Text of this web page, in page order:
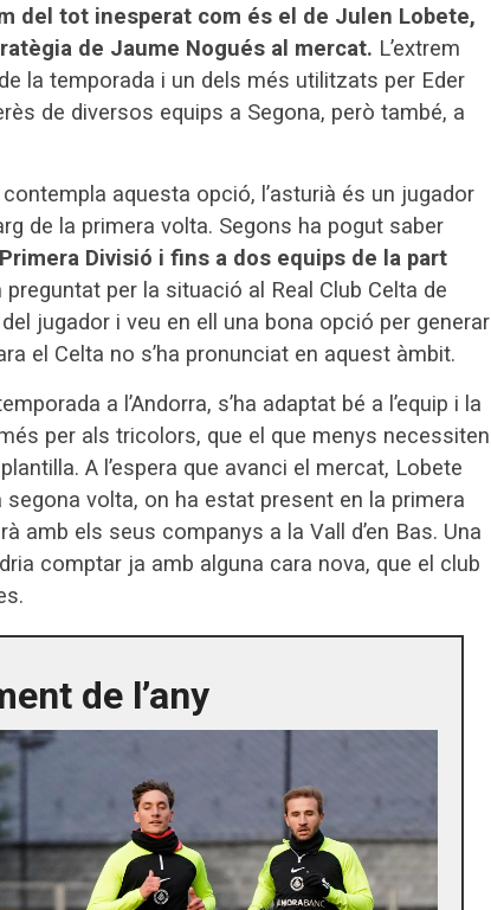
del tot inesperat com és el de Julen Lobete,
de Jaume Nogués al mercat. L’extrem
la temporada i un dels més utilitzats per Eder
de diversos equips a Segona, però també, a
aquesta opció, l’asturià és un jugador
de la primera volta. Segons ha pogut saber
Divisió i fins a dos equips de la part
preguntat per la situació al Real Club Celta de
jugador i veu en ell una bona opció per generar
el Celta no s’ha pronunciat en aquest àmbit.
a l’Andorra, s’ha adaptat bé a l’equip i la
per als tricolors, que el que menys necessiten
A l’espera que avanci el mercat, Lobete
volta, on ha estat present en la primera
amb els seus companys a la Vall d’en Bas. Una
comptar ja amb alguna cara nova, que el club
de l’any